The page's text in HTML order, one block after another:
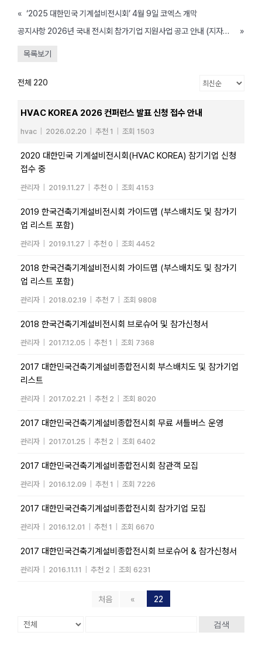
« ‘2025 대한민국 기계설비전시회’ 4월 9일 코엑스 개막
공지사항 2026년 국내 전시회 참가기업 지원사업 공고 안내 (지자체 별 마감일 상이)
»
목록보기
전체 220
HVAC KOREA 2026 컨퍼런스 발표 신청 접수 안내
hvac 2026.02.20 추천 1 조회 1503
2020 대한민국 기계설비전시회(HVAC KOREA) 참기기업 신청
접수 중
관리자 2019.11.27 추천 0 조회 4153
2019 한국건축기계설비전시회 가이드맵 (부스배치도 및 참가기
업 리스트 포함)
관리자 2019.11.27 추천 0 조회 4452
2018 한국건축기계설비전시회 가이드맵 (부스배치도 및 참가기
업 리스트 포함)
관리자 2018.02.19 추천 7 조회 9808
2018 한국건축기계설비전시회 브로슈어 및 참가신청서
관리자 2017.12.05 추천 1 조회 7368
2017 대한민국건축기계설비종합전시회 부스배치도 및 참가기업
리스트
관리자 2017.02.21 추천 2 조회 8020
2017 대한민국건축기계설비종합전시회 무료 셔틀버스 운영
관리자 2017.01.25 추천 2 조회 6402
2017 대한민국건축기계설비종합전시회 참관객 모집
관리자 2016.12.09 추천 1 조회 7226
2017 대한민국건축기계설비종합전시회 참가기업 모집
관리자 2016.12.01 추천 1 조회 6670
2017 대한민국건축기계설비종합전시회 브로슈어 & 참가신청서
관리자 2016.11.11 추천 2 조회 6231
처음 « 22
검색